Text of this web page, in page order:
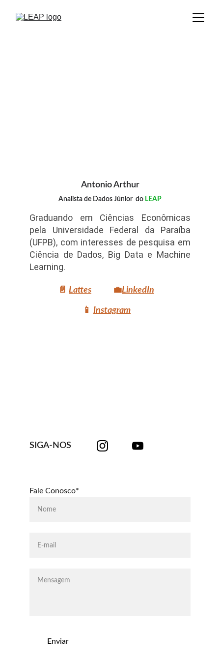
Graduando em Ciências Econômicas
pela Universidade Federal da Paraíba
(UFPB), com interesses de pesquisa em
Ciência de Dados, Big Data e Machine
Learning.
Antonio Arthur
Analista de Dados Júnior  do LEAP
📄 Lattes 💼LinkedIn
📱 Instagram
Fale Conosco*
Enviar
SIGA-NOS